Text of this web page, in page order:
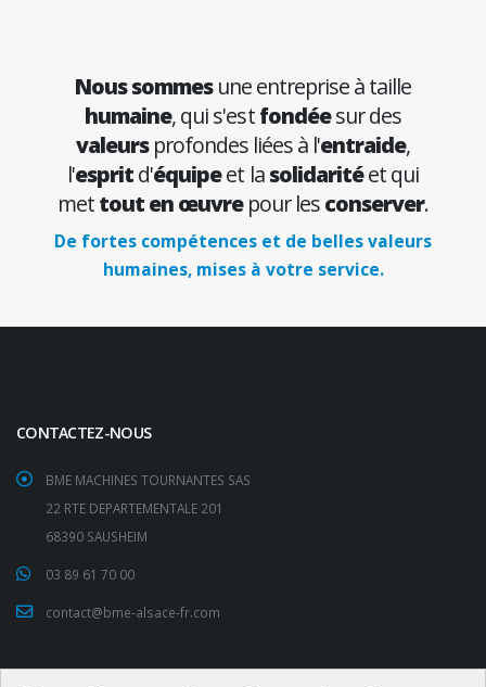
Nous sommesune entreprise à taille
humaine, qui s'estfondéesur des
valeursprofondes liées à l'entraide,
l'espritd'équipeet lasolidaritéet qui
mettout en œuvrepour lesconserver.
De fortes compétences et de belles valeurs
humaines, mises à votre service.
CONTACTEZ-NOUS
BME MACHINES TOURNANTES SAS
22 RTE DEPARTEMENTALE 201
68390 SAUSHEIM
03 89 61 70 00
contact@bme-alsace-fr.com